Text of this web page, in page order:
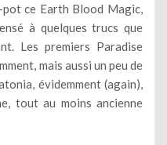
pot ce Earth Blood Magic,
à quelques trucs que
Les premiers Paradise
mais aussi un peu de
évidemment (again),
tout au moins ancienne